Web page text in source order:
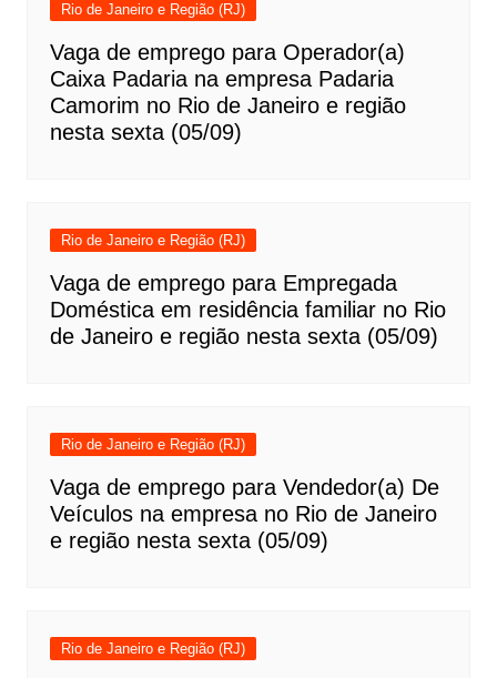
Rio de Janeiro e Região (RJ)
Vaga de emprego para Operador(a)
Caixa Padaria na empresa Padaria
Camorim no Rio de Janeiro e região
nesta sexta (05/09)
Rio de Janeiro e Região (RJ)
Vaga de emprego para Empregada
Doméstica em residência familiar no Rio
de Janeiro e região nesta sexta (05/09)
Rio de Janeiro e Região (RJ)
Vaga de emprego para Vendedor(a) De
Veículos na empresa no Rio de Janeiro
e região nesta sexta (05/09)
Rio de Janeiro e Região (RJ)